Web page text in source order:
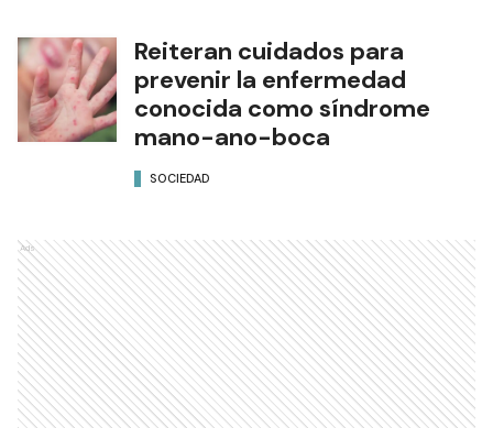
Reiteran cuidados para
prevenir la enfermedad
conocida como síndrome
mano-ano-boca
Ads